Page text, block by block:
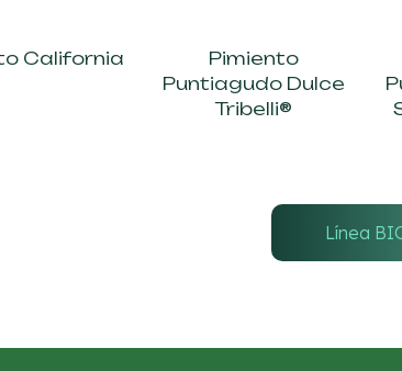
California
Pimiento
Puntiagudo Dulce
Tribelli®
Línea